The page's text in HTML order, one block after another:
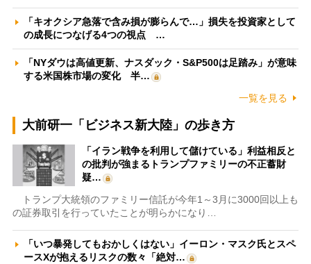
「キオクシア急落で含み損が膨らんで…」損失を投資家として
の成長につなげる4つの視点 …
「NYダウは高値更新、ナスダック・S&P500は足踏み」が意味
する米国株市場の変化 半…
一覧を見る
大前研一「ビジネス新大陸」の歩き方
「イラン戦争を利用して儲けている」利益相反と
の批判が強まるトランプファミリーの不正蓄財
疑…
トランプ大統領のファミリー信託が今年1～3月に3000回以上も
の証券取引を行っていたことが明らかになり…
「いつ暴発してもおかしくはない」イーロン・マスク氏とスペ
ースXが抱えるリスクの数々「絶対…